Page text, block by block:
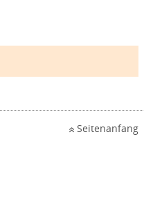
Seitenanfang